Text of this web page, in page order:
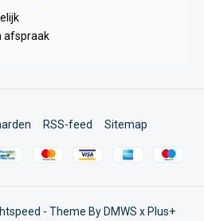
afspraak
- Theme By DMWS x Plus+
RSS-feed Sitemap